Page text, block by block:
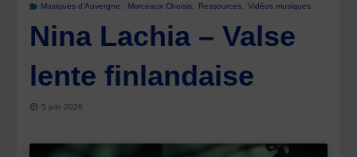
Musiques d'Auvergne : Morceaux Choisis Ressources Vidéos musiques
Nina Lachia – Valse
lente finlandaise
5 juin 2026